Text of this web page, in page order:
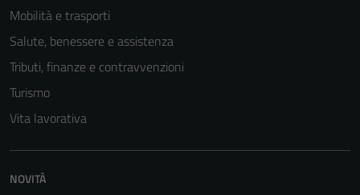
Mobilità e trasporti
Salute, benessere e assistenza
Tributi, finanze e contravvenzioni
Turismo
Vita lavorativa
NOVITÀ